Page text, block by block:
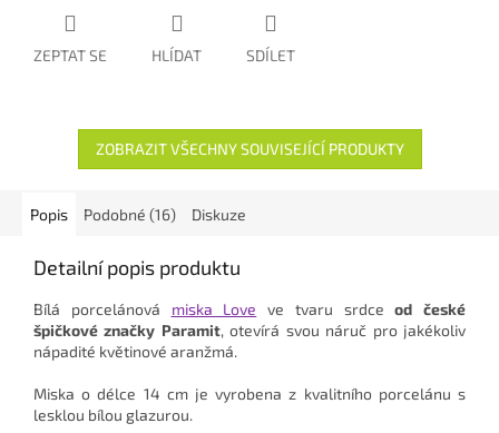
ZEPTAT SE HLÍDAT SDÍLET
ZOBRAZIT VŠECHNY SOUVISEJÍCÍ PRODUKTY
Popis Podobné (16) Diskuze
Detailní popis produktu
Bílá porcelánová miska Love ve tvaru srdceod české
špičkové značky Paramit, otevírá svou náruč pro jakékoliv
nápadité květinové aranžmá.
Miska o délce 14 cm je vyrobena z kvalitního porcelánu s
lesklou bílou glazurou.